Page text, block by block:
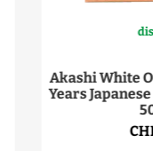
Akashi White
Years